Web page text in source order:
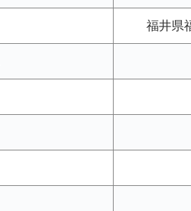
福井県